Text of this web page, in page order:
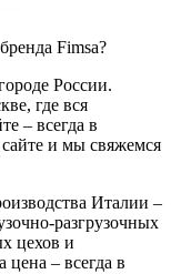
Fimsa?
России.
где вся
– всегда в
и мы свяжемся
Италии –
разгрузочных
цехов и
– всегда в